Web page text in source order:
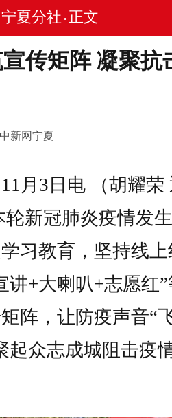
宁夏分社 • 正文
传矩阵 凝聚抗
新网宁夏
3日电 （胡耀荣
新冠肺炎疫情发
习教育，坚持线
讲+大喇叭+志愿红
阵，让防疫声音“
起众志成城阻击疫